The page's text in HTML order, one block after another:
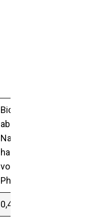
Biologisch
abbaubarer
Naturkautschuk,
hautfreundlich, frei
von PVC und
Phthalaten
0,4 cm